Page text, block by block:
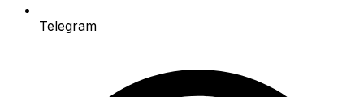
Telegram